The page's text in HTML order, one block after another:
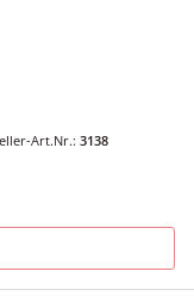
Art.Nr.: 3138